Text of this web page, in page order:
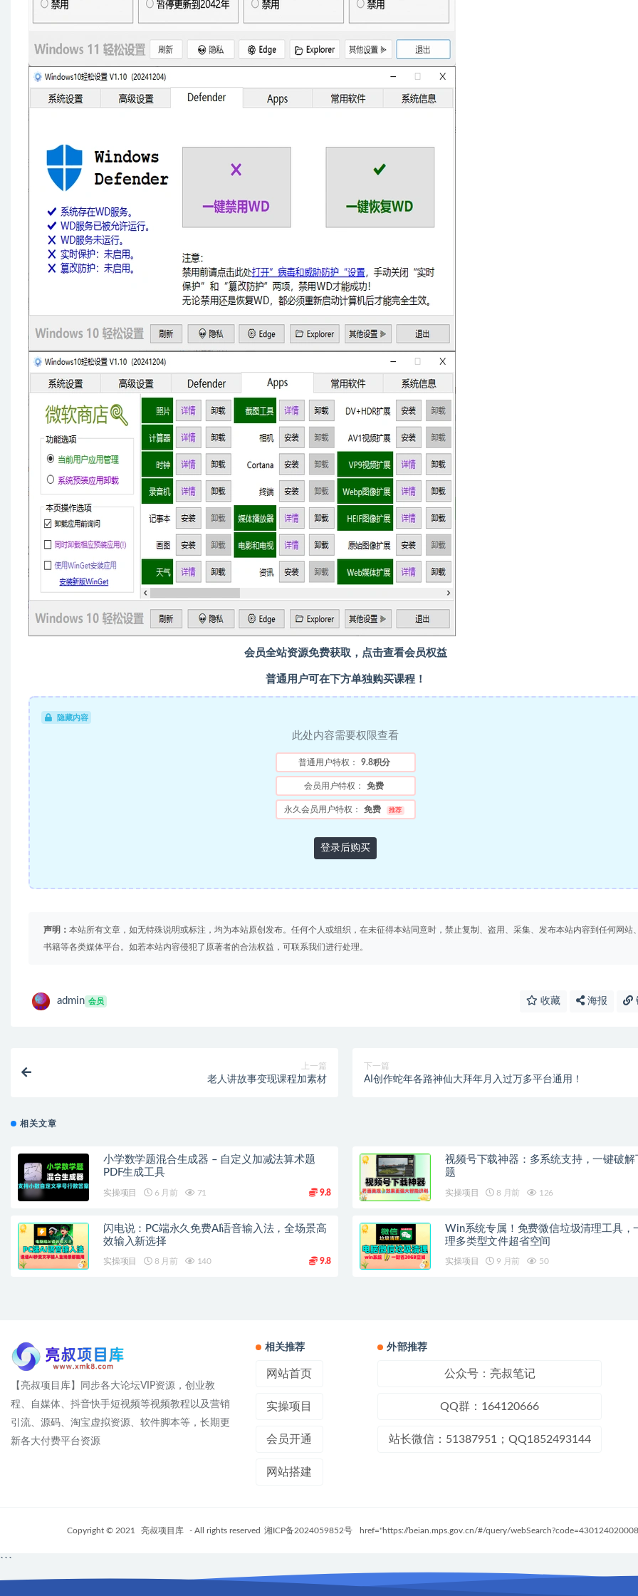
会员全站资源免费获取，点击查看会员权益
普通用户可在下方单独购买课程！
隐藏内容
此处内容需要权限查看
普通用户特权： 9.8积分
会员用户特权： 免费
永久会员用户特权： 免费 推荐
登录后购买
声明： 本站所有文章，如无特殊说明或标注，均为本站原创发布。任何个人或组织，在未征得本站同意时，禁止复制、盗用、采集、发布本站内容到任何网站
书籍等各类媒体平台。如若本站内容侵犯了原著者的合法权益，可联系我们进行处理。
admin 会员 收藏 海报
上一篇
老人讲故事变现课程加素材
下一篇
AI创作蛇年各路神仙大拜年月入过万多平台通用！
相关文章
小学数学题混合生成器 – 自定义加减法算术题
PDF生成工具
实操项目 6 月前 71 9.8
视频号下载神器：多系统支持，一键破解
题
实操项目 8 月前 126
闪电说：PC端永久免费AI语音输入法，全场景高
效输入新选择
实操项目 8 月前 140 9.8
Win系统专属！免费微信垃圾清理工具，
理多类型文件超省空间
实操项目 9 月前 50
【亮叔项目库】同步各大论坛VIP资源，创业教
程、自媒体、抖音快手短视频等视频教程以及营销
引流、源码、淘宝虚拟资源、软件脚本等，长期更
新各大付费平台资源
相关推荐
网站首页
实操项目
会员开通
网站搭建
外部推荐
公众号：亮叔笔记
QQ群：164120666
站长微信：51387951；QQ1852493144
Copyright © 2021 亮叔项目库 - All rights reserved 湘ICP备2024059852号 href="https://beian.mps.gov.cn/#/query/
```